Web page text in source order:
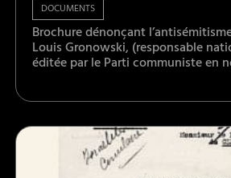
DOCUMENTS
Brochure dénonçant
Louis Gronowski, (responsable
éditée par le Parti communiste en